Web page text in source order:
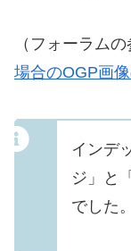
（フォーラム
場合のOGP画
インデ
ジ」と
でした。